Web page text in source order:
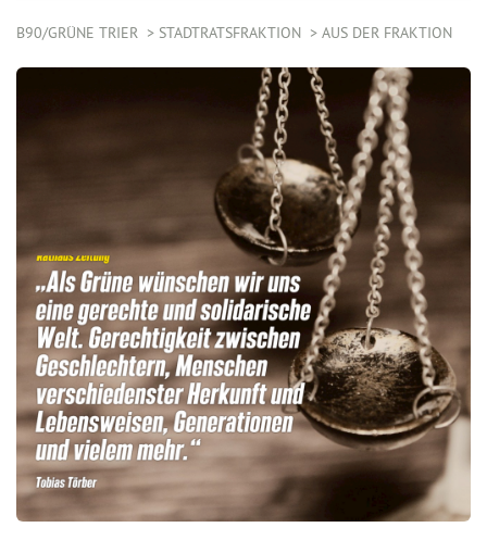
B90/GRÜNE TRIER STADTRATSFRAKTION AUS DER FRAKTION